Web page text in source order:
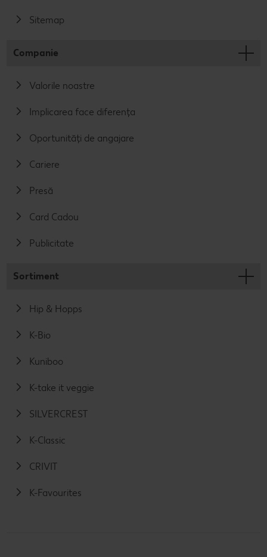
Sitemap
Companie
Valorile noastre
Implicarea face diferența
Oportunități de angajare
Cariere
Presă
Card Cadou
Publicitate
Sortiment
Hip & Hopps
K-Bio
Kuniboo
K-take it veggie
SILVERCREST
K-Classic
CRIVIT
K-Favourites